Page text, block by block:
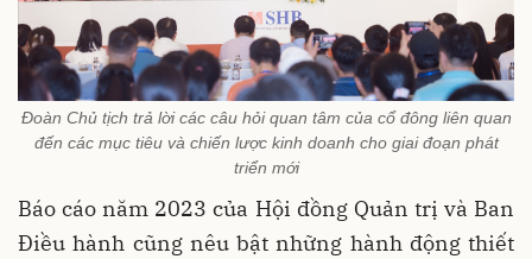
Đoàn Chủ tịch trả lời các câu hỏi quan tâm của cổ đông liên quan
đến các mục tiêu và chiến lược kinh doanh cho giai đoạn phát
triển mới
Báo cáo năm 2023 của Hội đồng Quản trị và Ban
Điều hành cũng nêu bật những hành động thiết